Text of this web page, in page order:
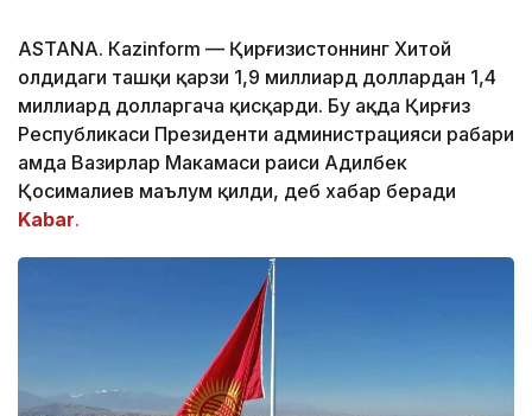
ASTANА. Кazinform — Қирғизистоннинг Хитой
олдидаги ташқи қарзи 1,9 миллиард доллардан 1,4
миллиард долларгача қисқарди. Бу ҳақда Қирғиз
Республикаси Президенти администрацияси раҳбари
ҳамда Вазирлар Маҳкамаси раиси Адилбек
Қосималиев маълум қилди, деб хабар беради
Kabar.